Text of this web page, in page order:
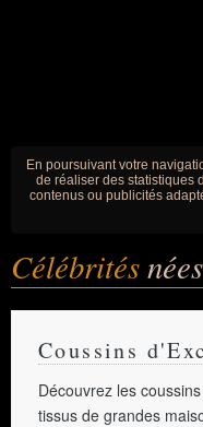
En poursuivant votre
de réaliser des statistiques
contenus ou publicités
Célébrités
Coussins
Découvrez les
tissus de grandes